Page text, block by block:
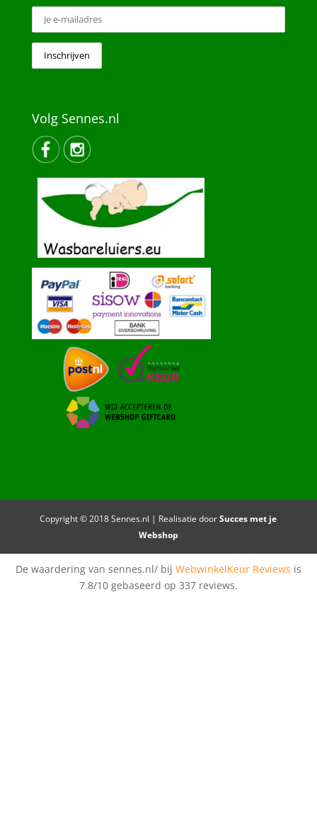
Volg Sennes.nl
Copyright © 2018 Sennes.nl | Realisatie doorSucces met je
Webshop
De waardering van sennes.nl/ bij WebwinkelKeur Reviews is
7.8/10 gebaseerd op 337 reviews.